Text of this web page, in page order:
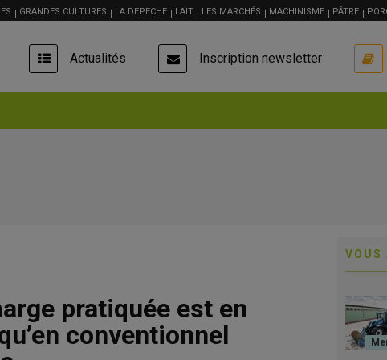
GRANDES CULTURES LA DEPECHE LAIT LES MARCHÉS MACHINISME PÂTRE
USER
ACCOUNT
MENU
Actualités Inscription newsletter
pratiquée est en
conventionnel
VOUS